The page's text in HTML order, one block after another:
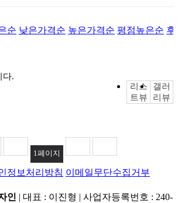
순 낮은가격순 높은가격순 평점높은순 후
리스
트뷰
갤러
리뷰
다.
1페이지
정보처리방침 이메일무단수집거부
인 | 대표 : 이진형 | 사업자등록번호 : 240-